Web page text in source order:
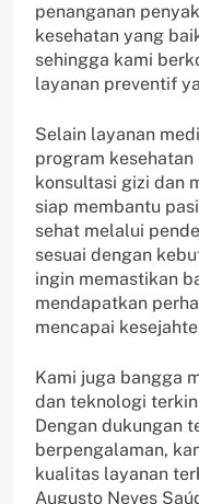
penanganan
kesehatan yang
sehingga kami
layanan preventif
Selain layanan
program
konsultasi gizi dan
siap membantu
sehat melalui
sesuai dengan
ingin memastikan
mendapatkan
mencapai
Kami juga bangga
dan teknologi
Dengan dukungan
berpengalaman,
kualitas layanan
Augusto Neves